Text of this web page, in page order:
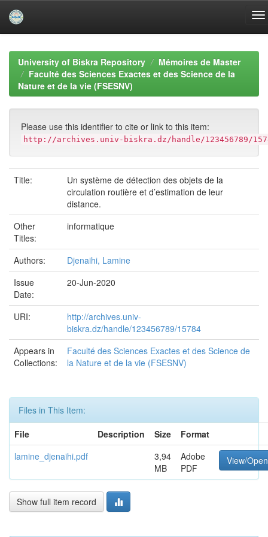
navigationUniversity of Biskra Repository
Mémoires de Master
Faculté des Sciences Exactes et des Science de la
Nature et de la vie (FSESNV)
Please use this identifier to cite or link to this item:
http://archives.univ-biskra.dz/handle/123456789/
Title:
Un système de détection des objets de la
circulation routière et d’estimation de leur
distance.
Other
Titles:
informatique
Authors:
Djenaihi, Lamine
Issue
Date:
20-Jun-2020
URI:
http://archives.univ-
biskra.dz/handle/123456789/15784
Appears in
Collections:
Faculté des Sciences Exactes et des Science de
la Nature et de la vie (FSESNV)
Files in This Item:
File
Description Size
Format
lamine_djenaihi.pdf
3,94
MB
Adobe
PDF
View/Open
Show full item record